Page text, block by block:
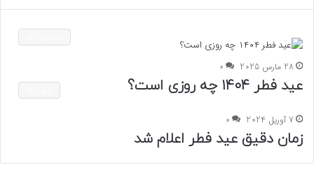
28 مارس 2025 0
عید فطر ۱۴۰۴ چه روزی است؟
7 آوریل 2024 0
زمان دقیق عید فطر اعلام شد